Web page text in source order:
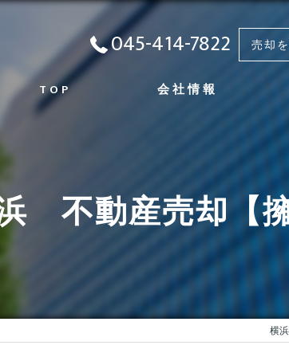
045-414-7822 売却
TOP 会社情報
事業内容
修繕の実績
不動産売却【
横